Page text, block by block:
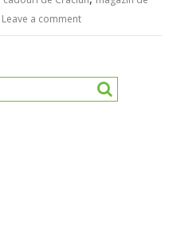
Leave a comment